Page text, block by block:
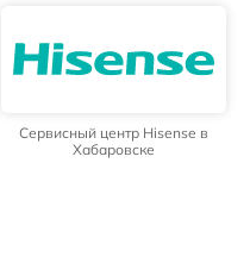
Сервисный центр Hisense в
Хабаровске